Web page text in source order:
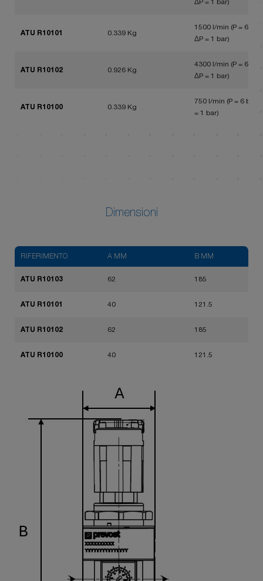
ΔP = 1 bar)
ATU R10101 0.339 Kg
1500 l/min (P = 6 bar,
ΔP = 1 bar)
ATU R10102 0.926 Kg
4300 l/min (P = 6 bar,
ΔP = 1 bar)
ATU R10100 0.339 Kg
750 l/min (P = 6 bar,
= 1 bar)
Dimensioni
RIFERIMENTO A MM B MM
ATU R10103 62 185
ATU R10101 40 121.5
ATU R10102 62 185
ATU R10100 40 121.5